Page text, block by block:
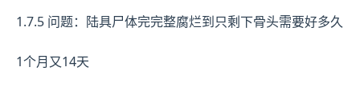
1.7.5 问题：陆具尸体完完整腐烂到只剩下骨头需要好多久
1个月又14天